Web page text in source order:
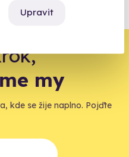
Upravit
my
kde se žije naplno. Pojďte